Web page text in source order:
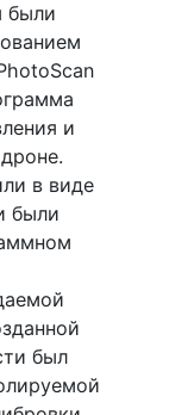
были
и
в виде
были
был